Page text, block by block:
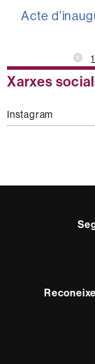
Acte
1
Xarxes
Instagram